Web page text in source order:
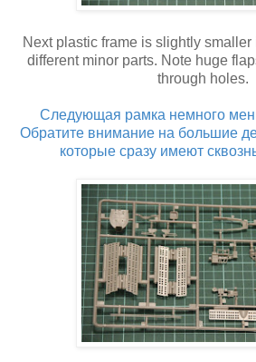
Next plastic frame is slightly
different minor parts. Note huge
through holes.
Следующая рамка немного
Обратите внимание на большие
которые сразу имеют